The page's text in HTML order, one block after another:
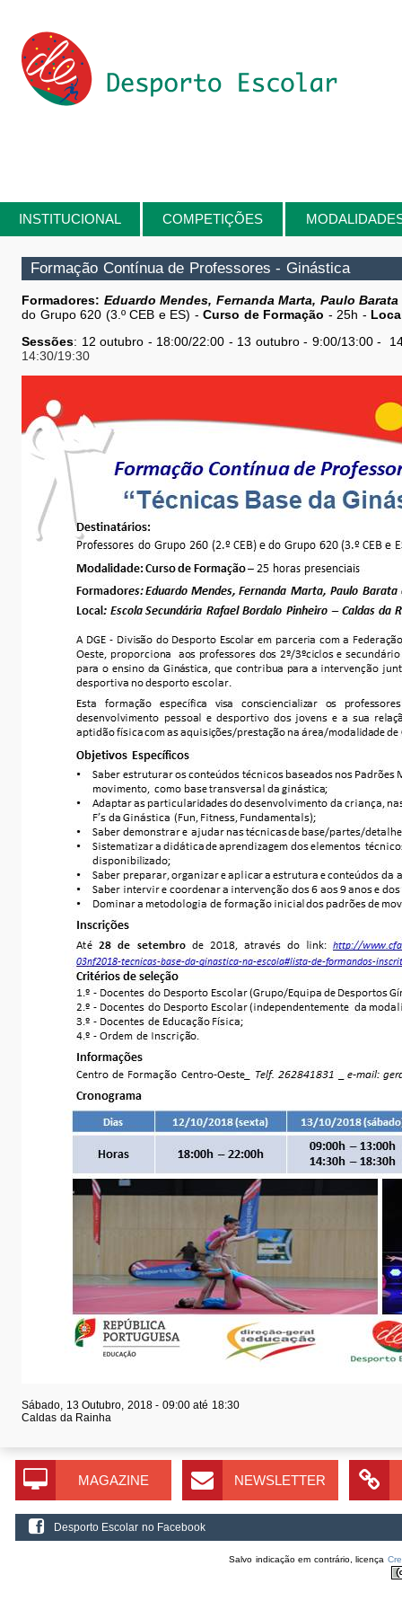
INSTITUCIONAL COMPETIÇÕES
Está aqui
Formação Contínua de Professores - Ginástica
Formadores: Eduardo Mendes, Fernanda Marta, Paulo
do Grupo 620 (3.º CEB e ES) - Curso de Formação - 25h -
Sessões: 12 outubro - 18:00/22:00 - 13 outubro - 9:00/13:00 -
14:30/19:30
Sábado, 13 Outubro, 2018 - 09:00até 18:30
Caldas da Rainha
MAGAZINE NEWSLETTER
Desporto Escolar no Facebook
Salvo indicação em contrário, licença